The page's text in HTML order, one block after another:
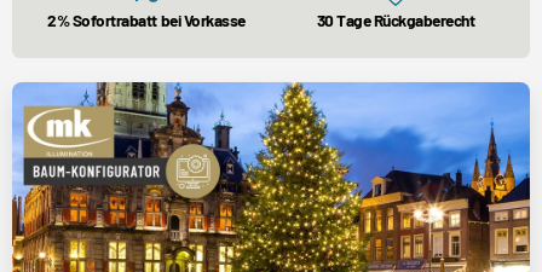
2% Sofortrabatt bei Vorkasse 30 Tage Rückgaberecht